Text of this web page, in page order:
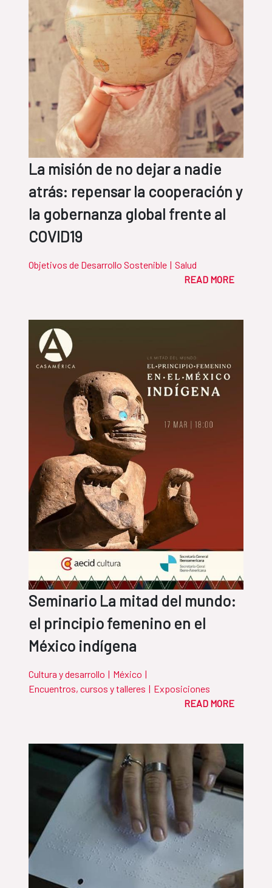
La misión de no dejar a nadie
atrás: repensar la cooperación y
la gobernanza global frente al
COVID19
Objetivos de Desarrollo Sostenible | Salud
READ MORE
Seminario La mitad del mundo:
el principio femenino en el
México indígena
Cultura y desarrollo | México |
Encuentros, cursos y talleres | Exposiciones
READ MORE